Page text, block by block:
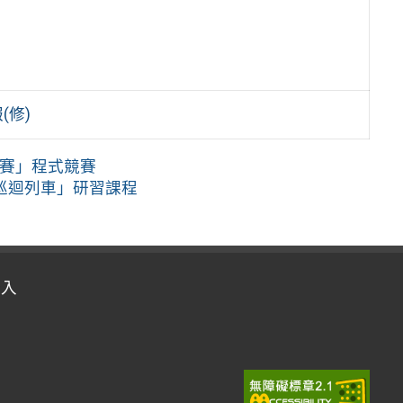
修)
」程式競賽
迴列車」研習課程